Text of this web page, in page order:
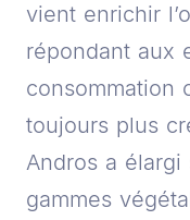
vient enrichir
répondant aux
consommation
toujours plus
Andros a
gammes